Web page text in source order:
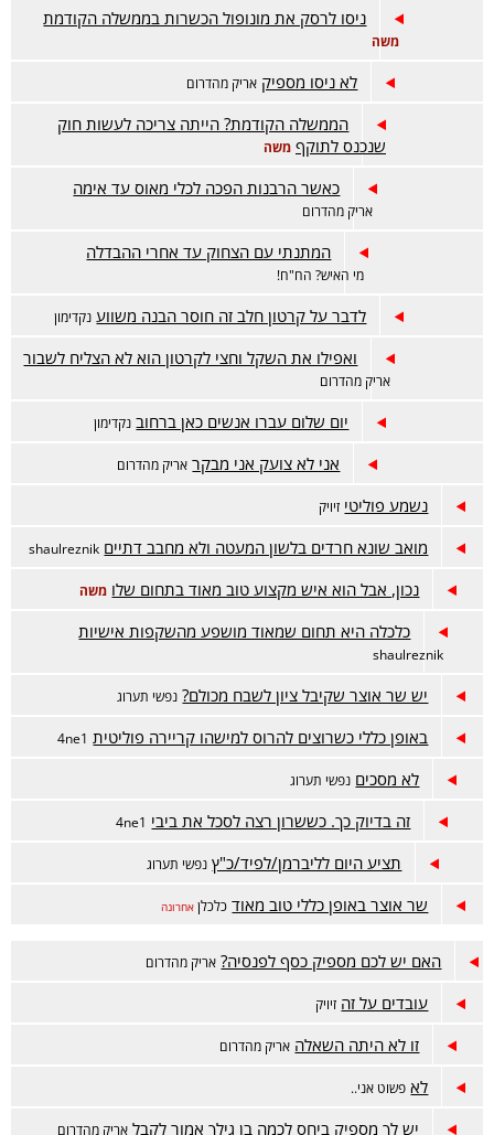
ניסו לרסק את מונופול הכשרות בממשלה הקודמת
משה
לא ניסו מספיק אריק מהדרום
הממשלה הקודמת? הייתה צריכה לעשות חוק
שנכנס לתוקף משה
כאשר הרבנות הפכה לכלי מאוס עד אימה
אריק מהדרום
המתנתי עם הצחוק עד אחרי ההבדלה
מי האיש? הח"ח!
לדבר על קרטון חלב זה חוסר הבנה משווע נקדימון
ואפילו את השקל וחצי לקרטון הוא לא הצליח לשבור
אריק מהדרום
יום שלום עברו אנשים כאן ברחוב נקדימון
אני לא צועק אני מבקר אריק מהדרום
נשמע פוליטי זיויק
מואב שונא חרדים בלשון המעטה ולא מחבב דתיים shaulreznik
נכון, אבל הוא איש מקצוע טוב מאוד בתחום שלו משה
כלכלה היא תחום שמאוד מושפע מהשקפות אישיות
shaulreznik
יש שר אוצר שקיבל ציון לשבח מכולם? נפשי תערוג
באופן כללי כשרוצים להרוס למישהו קריירה פוליטית 4ne1
לא מסכים נפשי תערוג
זה בדיוק כך. כששרון רצה לסכל את ביבי 4ne1
תציע היום לליברמן/לפיד/כ"ץ נפשי תערוג
שר אוצר באופן כללי טוב מאוד כלכלן אחרונה
האם יש לכם מספיק כסף לפנסיה? אריק מהדרום
עובדים על זה זיויק
זו לא היתה השאלה אריק מהדרום
לא פשוט אני..
יש לך מספיק ביחס לכמה בן גילך אמור לקבל אריק מהדרום